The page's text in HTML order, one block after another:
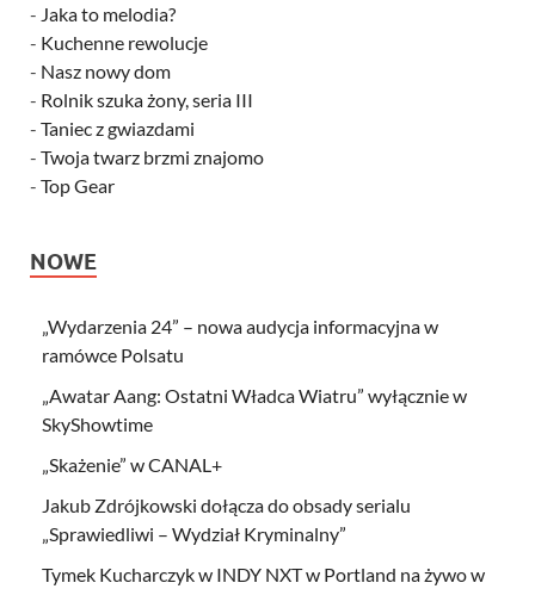
- Jaka to melodia?
- Kuchenne rewolucje
- Nasz nowy dom
- Rolnik szuka żony, seria III
- Taniec z gwiazdami
- Twoja twarz brzmi znajomo
- Top Gear
NOWE
„Wydarzenia 24” – nowa audycja informacyjna w
ramówce Polsatu
„Awatar Aang: Ostatni Władca Wiatru” wyłącznie w
SkyShowtime
„Skażenie” w CANAL+
Jakub Zdrójkowski dołącza do obsady serialu
„Sprawiedliwi – Wydział Kryminalny”
Tymek Kucharczyk w INDY NXT w Portland na żywo w